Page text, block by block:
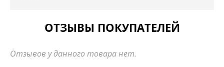
ОТЗЫВЫ ПОКУПАТЕЛЕЙ
Отзывов у данного товара нет.